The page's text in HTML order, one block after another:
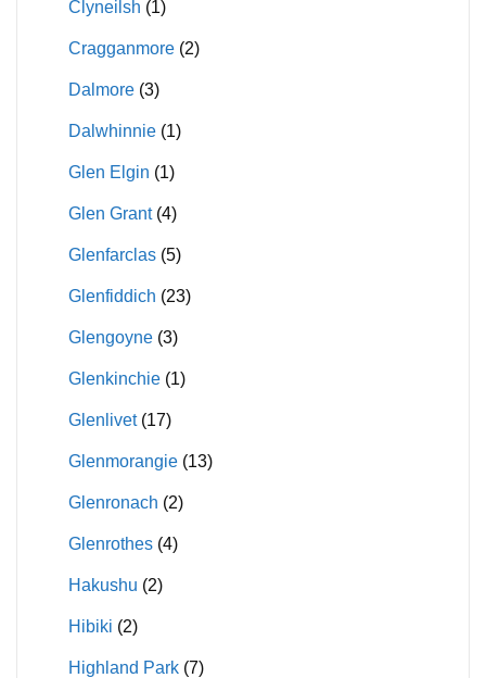
Clyneilsh (1)
Cragganmore (2)
Dalmore (3)
Dalwhinnie (1)
Glen Elgin (1)
Glen Grant (4)
Glenfarclas (5)
Glenfiddich (23)
Glengoyne (3)
Glenkinchie (1)
Glenlivet (17)
Glenmorangie (13)
Glenronach (2)
Glenrothes (4)
Hakushu (2)
Hibiki (2)
Highland Park (7)